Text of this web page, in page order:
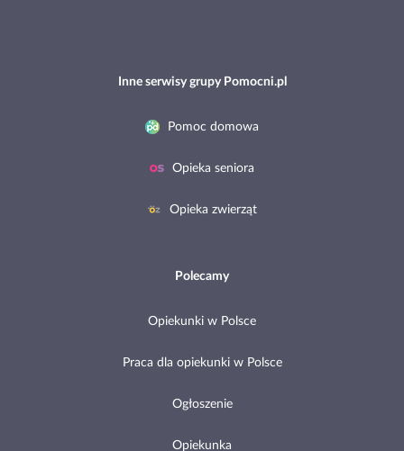
Inne serwisy grupy Pomocni.pl
Pomoc domowa
Opieka seniora
Opieka zwierząt
Polecamy
Opiekunki w Polsce
Praca dla opiekunki w Polsce
Ogłoszenie
Opiekunka